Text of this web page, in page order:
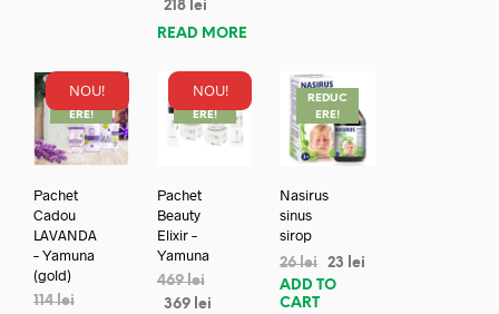
218 lei
READ MORE
NOU!
REDUC
ERE!
Pachet
Cadou
LAVANDA
– Yamuna
(gold)
114lei
NOU!
REDUC
ERE!
Pachet
Beauty
Elixir –
Yamuna
469lei
369 lei
REDUC
ERE!
Nasirus
sinus
sirop
26lei 23
lei
ADD TO
CART